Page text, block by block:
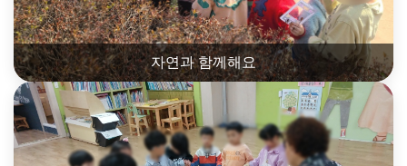
자연과 함께해요